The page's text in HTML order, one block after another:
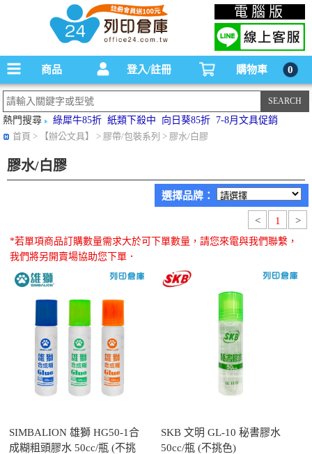
碳粉匣，墨水匣,原廠碳粉匣，副廠碳粉匣，環保碳粉匣,連續供墨印表機-office24列印
倉庫線上購物手機版
電腦版
商品 登入/註冊 購物車 0
熱門搜尋 綠犀牛85折 紙類下殺中 向日葵85折 7-8月文具促銷
首頁 > 【辦公文具】 > 膠帶/包裝系列 > 膠水/白膠
膠水/白膠
選擇品牌：
< 1 >
*若單項商品訂購數量需求大於可下單數量，請您來電與我們聯繫，
我們將另開賣場協助您下單．
SIMBALION 雄獅 HG50-1合
成糊粗頭膠水 50cc/瓶 (不挑
SKB 文明 GL-10 秘書膠水
50cc/瓶 (不挑色)